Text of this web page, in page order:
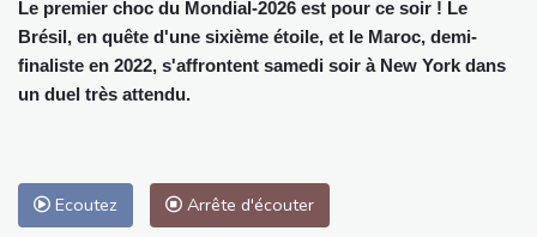
Le premier choc du Mondial-2026 est pour ce soir ! Le
Brésil, en quête d'une sixième étoile, et le Maroc, demi-
finaliste en 2022, s'affrontent samedi soir à New York dans
un duel très attendu.
Ecoutez Arrête d'écouter